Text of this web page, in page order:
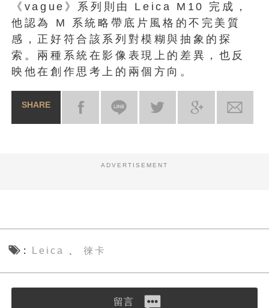
《vague》系列則由 Leica M10 完成，
他認為 M 系統略帶底片風格的不完美質
感，正好符合該系列對模糊與抽象的探
索。兩種系統在影像表現上的差異，也反
映他在創作思考上的兩個方向。
SHARE
ADVERTISEMENT
Leica 、 徠卡
留言